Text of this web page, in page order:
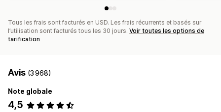
Tous les frais sont facturés en USD. Les frais récurrents et basés sur
l’utilisation sont facturés tous les 30 jours. Voir toutes les options de
tarification
Avis (3 968)
Note globale
4,5